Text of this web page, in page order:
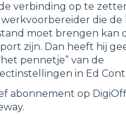
verbinding op te
die de
moet brengen kan
zijn. Dan heeft hij
pennetje” van de
in Ed
abonnement op